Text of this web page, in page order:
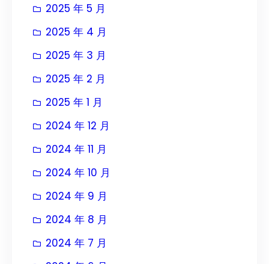
2025 年 5 月
2025 年 4 月
2025 年 3 月
2025 年 2 月
2025 年 1 月
2024 年 12 月
2024 年 11 月
2024 年 10 月
2024 年 9 月
2024 年 8 月
2024 年 7 月